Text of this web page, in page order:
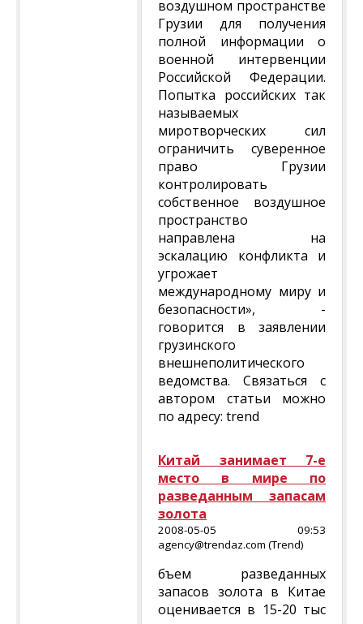
воздушном пространстве
Грузии для получения
полной информации о
военной интервенции
Российской Федерации.
Попытка российских так
называемых
миротворческих сил
ограничить суверенное
право Грузии
контролировать
собственное воздушное
пространство
направлена на
эскалацию конфликта и
угрожает
международному миру и
безопасности», -
говорится в заявлении
грузинского
внешнеполитического
ведомства. Связаться с
автором статьи можно
по адресу: trend
Китай занимает 7-е
место в мире по
разведанным запасам
золота
2008-05-05 09:53
agency@trendaz.com (Trend)
бъем разведанных
запасов золота в Китае
оценивается в 15-20 тыс